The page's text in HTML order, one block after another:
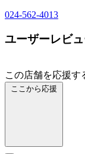
024-562-4013
ユーザーレビ
この店舗を応援す
ここから応援